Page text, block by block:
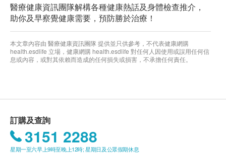
醫療健康資訊團隊解構各種健康熱話及身體檢查推介，
助你及早察覺健康需要，預防勝於治療！
本文章內容由 醫療健康資訊團隊 提供並只供參考，不代表健康網購
health.esdlife 立場，健康網購 health.esdlife 對任何人因使用或誤用任何信
息或內容，或對其依賴而造成的任何損失或損害，不承擔任何責任。
訂購及查詢
3151 2288
星期一至六早上9時至晚上12時; 星期日及公眾假期休息